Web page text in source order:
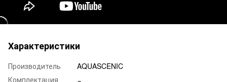
Характеристики
Производитель
AQUASCENIC
Комплектация